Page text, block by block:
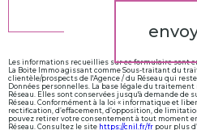
Les informations recueillies sur ce formulaire sont
La Boite Immo agissant comme Sous-traitant du
clientèle/prospects de l'Agence / du Réseau qui
Données personnelles. La base légale du
Réseau. Elles sont conservées jusqu'à demande de
Réseau. Conformément à la loi « informatique et
rectification, d’effacement, d’opposition, de
pouvez retirer votre consentement à tout moment
Réseau. Consultez le site https://cnil.fr/fr pour plus